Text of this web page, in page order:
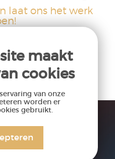
laat ons het werk
NU!
maakt
cookies
van onze
worden er
gebruikt.